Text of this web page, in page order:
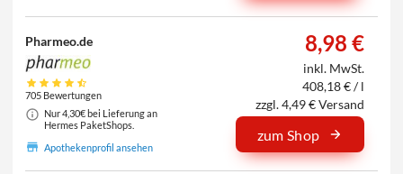
Pharmeo.de
705 Bewertungen
Nur 4,30€ bei Lieferung an
Hermes PaketShops.
Apothekenprofil ansehen
8,98 €
inkl. MwSt.
408,18 € / l
zzgl. 4,49 € Versand
zum Shop